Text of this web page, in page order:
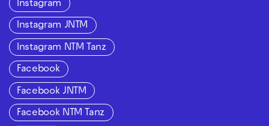
Instagram
Instagram JNTM
Instagram NTM Tanz
Facebook
Facebook JNTM
Facebook NTM Tanz